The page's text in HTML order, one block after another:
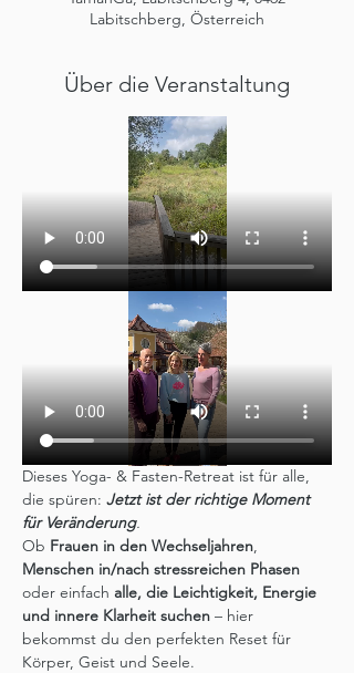
Labitschberg, Österreich
Über die Veranstaltung
Dieses Yoga- & Fasten-Retreat ist für alle,
die spüren: Jetzt ist der richtige Moment
für Veränderung.
Ob Frauen in den Wechseljahren,
Menschen in/nach stressreichen Phasen
oder einfach alle, die Leichtigkeit, Energie
und innere Klarheit suchen – hier
bekommst du den perfekten Reset für
Körper, Geist und Seele.